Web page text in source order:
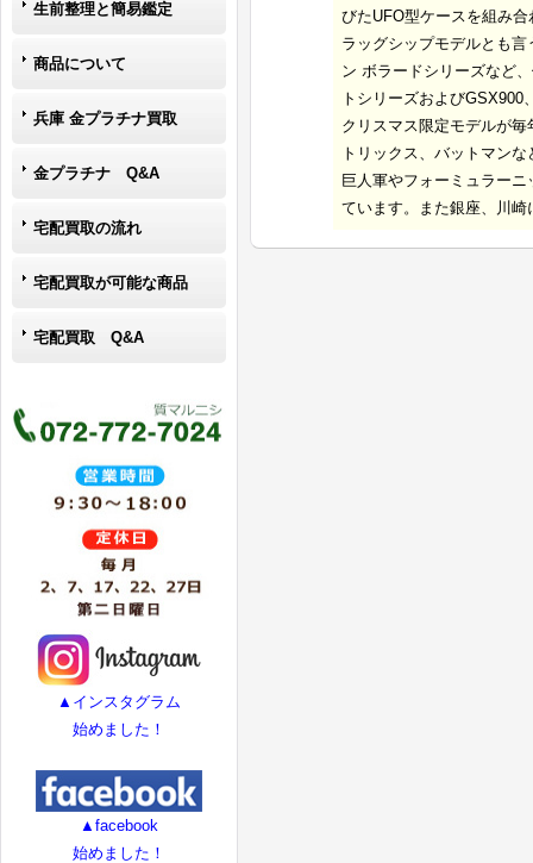
生前整理と簡易鑑定
商品について
兵庫 金プラチナ買取
金プラチナ Q&A
宅配買取の流れ
宅配買取が可能な商品
宅配買取 Q&A
▲インスタグラム
始めました！
▲facebook
始めました！
びたUFO型ケースを組み
ラッグシップモデルとも
ン ボラードシリーズなど
トシリーズおよび
クリスマス限定モデルが
トリックス、バットマン
巨人軍やフォーミュラー
ています。また銀座、川